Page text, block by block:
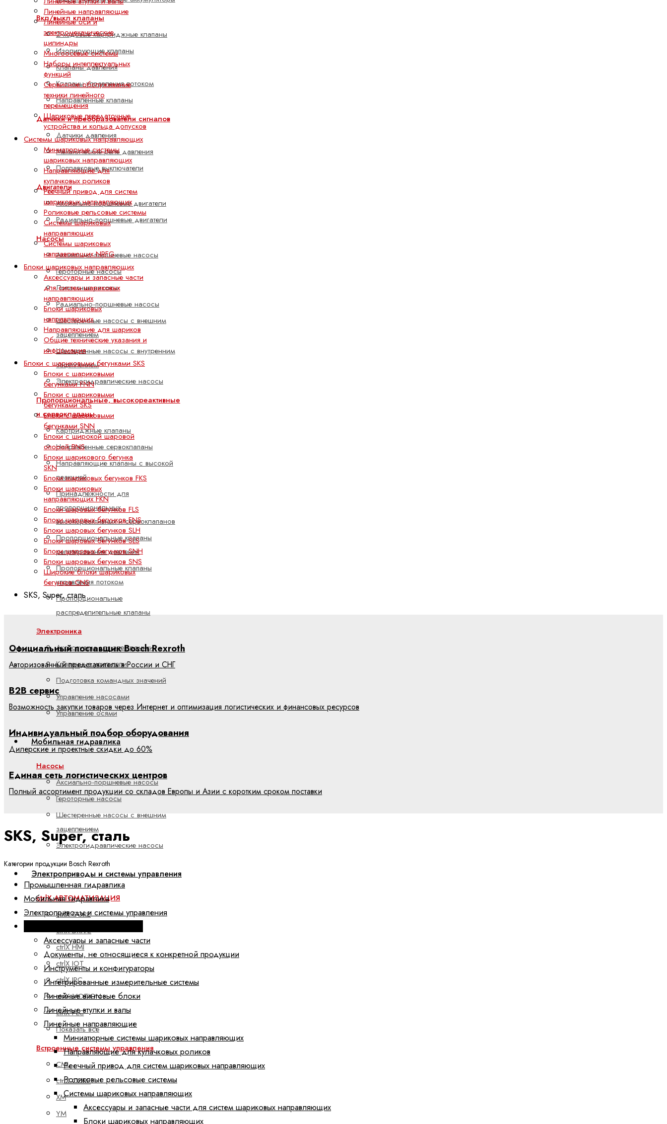
Вкл/выкл клапаны
2-ходовые картриджные клапаны
Изолирующие клапаны
Клапаны давления
Клапаны управления потоком
Направленные клапаны
Датчики и преобразователи сигналов
Датчики давления
Механические реле давления
Поплавковые выключатели
Двигатели
Аксиально-поршневые двигатели
Радиально-поршневые двигатели
Насосы
Аксиально-поршневые насосы
Героторные насосы
Лопастные насосы
Радиально-поршневые насосы
Шестеренные насосы с внешним
зацеплением
Шестеренные насосы с внутренним
зацеплением
Электрогидравлические насосы
Пропорциональные, высокореактивные
и сервоклапаны
Картриджные клапаны
Направленные сервоклапаны
Направляющие клапаны с высокой
реакцией
Принадлежности для
пропорциональных,
высокореактивных и сервоклапанов
Пропорциональные клапаны
регулирования давления
Пропорциональные клапаны
управления потоком
Пропорциональные
распределительные клапаны
Электроника
Аксессуары для электроники
Клапанные усилители
Подготовка командных значений
Управление насосами
Управление осями
Мобильная гидравлика
Насосы
Аксиально-поршневые насосы
Героторные насосы
Шестеренные насосы с внешним
зацеплением
Электрогидравлические насосы
Электроприводы и системы управления
ctrlX АВТОМАТИЗАЦИЯ
ctrlX CORE
ctrlX DRIVE
ctrlX HMI
ctrlX IOT
ctrlX IPC
ctrlX MOTION
ctrlX PLC
Показать все
Встроенные системы управления
CML
ctrlX CORE
XM
YM
Линейные направляющие
Линейные оси и
электромеханические
цилиндры
Многоосевые системы
Наборы интеллектуальных
функций
Сервисное обслуживание
техники линейного
перемещения
Шариковые передаточные
устройства и кольца допусков
Системы шариковых направляющих
Миниатюрные системы
шариковых направляющих
Направляющие для
кулачковых роликов
Реечный привод для систем
шариковых направляющих
Роликовые рельсовые системы
Системы шариковых
направляющих
Системы шариковых
направляющих NRFG
Блоки шариковых направляющих
Аксессуары и запасные части
для систем шариковых
направляющих
Блоки шариковых
направляющих
Направляющие для шариков
Общие технические указания и
информация
Блоки с шариковыми бегунками SKS
Блоки с шариковыми
бегунками FNN
Блоки с шариковыми
бегунками SKS
Блоки с шариковыми
бегунками SNN
Блоки с широкой шаровой
опорой BNS
Блоки шарикового бегунка
SKN
Блоки шариковых бегунков FKS
Блоки шариковых
направляющих FKN
Блоки шаровых бегунков FLS
Блоки шаровых бегунков FNS
Блоки шаровых бегунков SLH
Блоки шаровых бегунков SLS
Блоки шаровых бегунков SNH
Блоки шаровых бегунков SNS
Широкие блоки шариковых
бегунков CNS
SKS, Super, сталь
Официальный поставщик Bosch Rexroth
Авторизованный представитель в России и СНГ
B2B сервис
Возможность закупки товаров через Интернет и оптимизация логистических и финансовых ресурсов
Индивидуальный подбор оборудования
Дилерские и проектные скидки до 60%
Единая сеть логистических центров
Полный ассортимент продукции со складов Европы и Азии с коротким сроком поставки
SKS, Super, сталь
Категории продукции Bosch Rexroth
Промышленная гидравлика
Мобильная гидравлика
Электроприводы и системы управления
Аксессуары и запасные части
Документы, не относящиеся к конкретной продукции
Инструменты и конфигураторы
Интегрированные измерительные системы
Линейные винтовые блоки
Линейные втулки и валы
Линейные направляющие
Миниатюрные системы шариковых направляющих
Направляющие для кулачковых роликов
Реечный привод для систем шариковых направляющих
Роликовые рельсовые системы
Системы шариковых направляющих
Аксессуары и запасные части для систем шариковых направляющих
Блоки шариковых направляющих